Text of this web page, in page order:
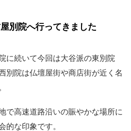
別院へ行ってきました
に続いて今回は大谷派の東別院
別院は仏壇屋街や商店街が近く名
で高速道路沿いの賑やかな場所に
的な印象です。